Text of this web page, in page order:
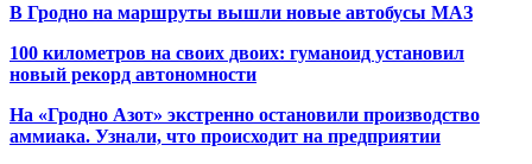
В Гродно на маршруты вышли новые автобусы МАЗ
100 километров на своих двоих: гуманоид установил
новый рекорд автономности
На «Гродно Азот» экстренно остановили производство
аммиака. Узнали, что происходит на предприятии